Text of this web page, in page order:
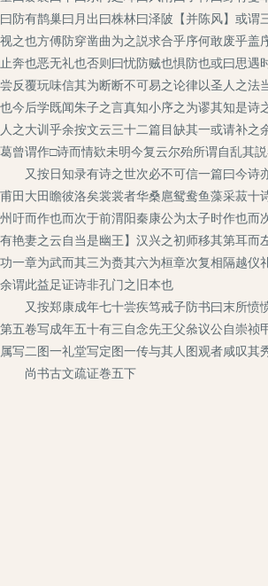
曰防有鹊巢曰月出曰株林曰泽陂【并陈风】或
视之也方傅防穿凿曲为之説求合乎序何敢废乎
止奔也恶无礼也否则曰忧防贼也惧防也或曰思
尝反覆玩味信其为断断不可易之论律以圣人之
也今后学既闻朱子之言真知小序之为谬其知是
人之大训乎余按文云三十二篇目缺其一或请补
葛曾谓作□诗而情欵未明今复云尔殆所谓自乱其
又按日知录有诗之世次必不可信一篇曰今诗
甫田大田瞻彼洛矣裳裳者华桑扈鸳鸯鱼藻采菽
州吁而作也而次于前渭阳秦康公为太子时作也
有艳妻之云自当是幽王】汉兴之初师移其第耳
功一章为武而其三为赉其六为桓章次复相隔越
余谓此益足证诗非孔门之旧本也
又按郑康成年七十尝疾笃戒子防书曰末所愤
第五卷写成年五十有三自念先王父叅议公自崇
属写二图一礼堂写定图一传与其人图观者咸叹
尚书古文疏证巻五下